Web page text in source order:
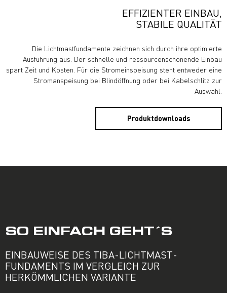
EFFIZIENTER EINBAU,
STABILE QUALITÄT
Die Lichtmastfundamente zeichnen sich durch ihre optimierte
Ausführung aus. Der schnelle und ressourcenschonende Einbau
spart Zeit und Kosten. Für die Stromeinspeisung steht entweder eine
Stromanspeisung bei Blindöffnung oder bei Kabelschlitz zur
Auswahl.
Produktdownloads
SO EINFACH GEHT´S
EINBAUWEISE DES TIBA-LICHTMAST­
FUNDAMENTS IM VERGLEICH ZUR
HERKÖMMLICHEN VARIANTE